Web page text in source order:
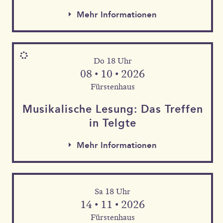
Mehr Informationen
Mehr Informationen
Do 18 Uhr
08 • 10 • 2026
Fürstenhaus
Musika­lische Le­sung: Das Tref­fen
in Telgte
Mehr Informationen
Mehr Informationen
Sa 18 Uhr
14 • 11 • 2026
Fürstenhaus